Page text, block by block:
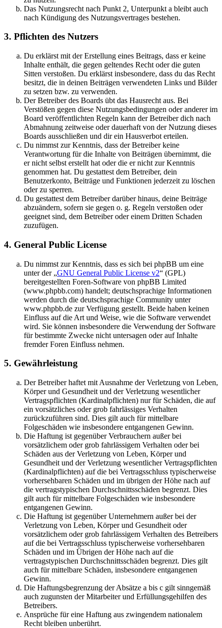
Das Nutzungsrecht nach Punkt 2, Unterpunkt a bleibt auch
nach Kündigung des Nutzungsvertrages bestehen.
3. Pflichten des Nutzers
Du erklärst mit der Erstellung eines Beitrags, dass er keine
Inhalte enthält, die gegen geltendes Recht oder die guten
Sitten verstoßen. Du erklärst insbesondere, dass du das Recht
besitzt, die in deinen Beiträgen verwendeten Links und Bilder
zu setzen bzw. zu verwenden.
Der Betreiber des Boards übt das Hausrecht aus. Bei
Verstößen gegen diese Nutzungsbedingungen oder anderer im
Board veröffentlichten Regeln kann der Betreiber dich nach
Abmahnung zeitweise oder dauerhaft von der Nutzung dieses
Boards ausschließen und dir ein Hausverbot erteilen.
Du nimmst zur Kenntnis, dass der Betreiber keine
Verantwortung für die Inhalte von Beiträgen übernimmt, die
er nicht selbst erstellt hat oder die er nicht zur Kenntnis
genommen hat. Du gestattest dem Betreiber, dein
Benutzerkonto, Beiträge und Funktionen jederzeit zu löschen
oder zu sperren.
Du gestattest dem Betreiber darüber hinaus, deine Beiträge
abzuändern, sofern sie gegen o. g. Regeln verstoßen oder
geeignet sind, dem Betreiber oder einem Dritten Schaden
zuzufügen.
4. General Public License
Du nimmst zur Kenntnis, dass es sich bei phpBB um eine
unter der „GNU General Public License v2“ (GPL)
bereitgestellten Foren-Software von phpBB Limited
(www.phpbb.com) handelt; deutschsprachige Informationen
werden durch die deutschsprachige Community unter
www.phpbb.de zur Verfügung gestellt. Beide haben keinen
Einfluss auf die Art und Weise, wie die Software verwendet
wird. Sie können insbesondere die Verwendung der Software
für bestimmte Zwecke nicht untersagen oder auf Inhalte
fremder Foren Einfluss nehmen.
5. Gewährleistung
Der Betreiber haftet mit Ausnahme der Verletzung von Leben,
Körper und Gesundheit und der Verletzung wesentlicher
Vertragspflichten (Kardinalpflichten) nur für Schäden, die auf
ein vorsätzliches oder grob fahrlässiges Verhalten
zurückzuführen sind. Dies gilt auch für mittelbare
Folgeschäden wie insbesondere entgangenen Gewinn.
Die Haftung ist gegenüber Verbrauchern außer bei
vorsätzlichem oder grob fahrlässigem Verhalten oder bei
Schäden aus der Verletzung von Leben, Körper und
Gesundheit und der Verletzung wesentlicher Vertragspflichten
(Kardinalpflichten) auf die bei Vertragsschluss typischerweise
vorhersehbaren Schäden und im übrigen der Höhe nach auf
die vertragstypischen Durchschnittsschäden begrenzt. Dies
gilt auch für mittelbare Folgeschäden wie insbesondere
entgangenen Gewinn.
Die Haftung ist gegenüber Unternehmern außer bei der
Verletzung von Leben, Körper und Gesundheit oder
vorsätzlichem oder grob fahrlässigem Verhalten des Betreibers
auf die bei Vertragsschluss typischerweise vorhersehbaren
Schäden und im Übrigen der Höhe nach auf die
vertragstypischen Durchschnittsschäden begrenzt. Dies gilt
auch für mittelbare Schäden, insbesondere entgangenen
Gewinn.
Die Haftungsbegrenzung der Absätze a bis c gilt sinngemäß
auch zugunsten der Mitarbeiter und Erfüllungsgehilfen des
Betreibers.
Ansprüche für eine Haftung aus zwingendem nationalem
Recht bleiben unberührt.